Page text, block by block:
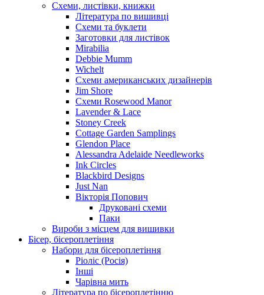
Схеми, листівки, книжки
Література по вишивці
Схеми та буклети
Заготовки для листівок
Mirabilia
Debbie Mumm
Wichelt
Схеми американських дизайнерів
Jim Shore
Cхеми Rosewood Manor
Lavender & Lace
Stoney Creek
Cottage Garden Samplings
Glendon Place
Alessandra Adelaide Needleworks
Ink Circles
Blackbird Designs
Just Nan
Вікторія Попович
Друковані схеми
Паки
Вироби з місцем для вишивки
Бісер, бісероплетіння
Набори для бісероплетіння
Ріоліс (Росія)
Інші
Чарівна мить
Література по бісероплетінню